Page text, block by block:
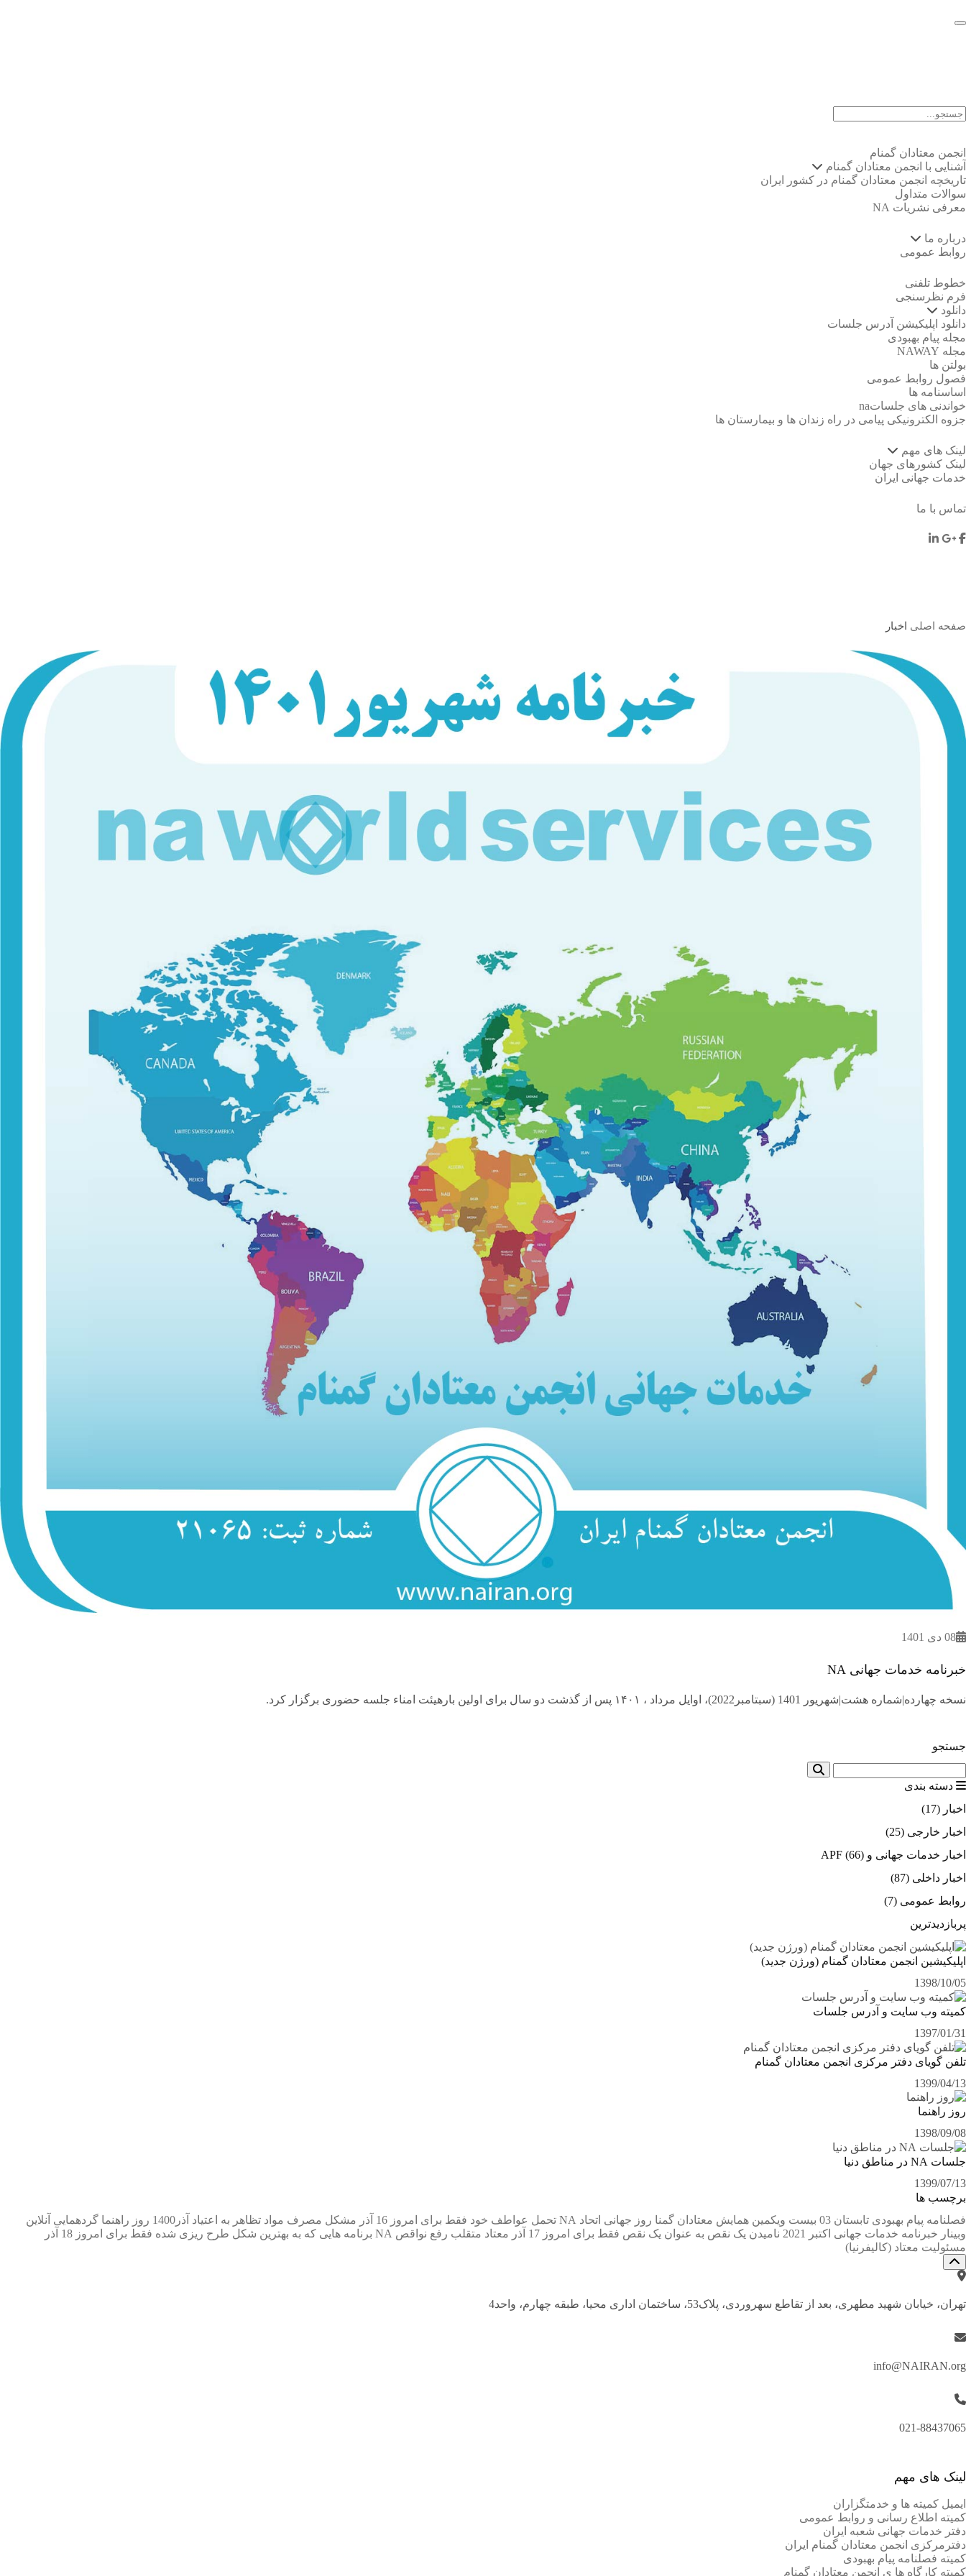
انجمن معتادان گمنام
آشنایی با انجمن معتادان گمنام
تاریخچه انجمن معتادان گمنام در کشور ایران
سوالات متداول
معرفی نشریات NA
درباره ما
روابط عمومی
خطوط تلفنی
فرم نظرسنجی
دانلود
دانلود اپلیکیشن آدرس جلسات
مجله پیام بهبودی
مجله NAWAY
بولتن ها
فصول روابط عمومی
اساسنامه ها
خواندنی های جلساتna
جزوه الکترونیکی پیامی در راه زندان ها و بیمارستان ها
لینک های مهم
لینک کشورهای جهان
خدمات جهانی ایران
تماس با ما
صفحه اصلی اخبار
08 دی 1401
خبرنامه خدمات جهانی NA
نسخه چهارده|شماره هشت|شهریور 1401 (سبتامبر2022)، اوایل مرداد ، ۱۴۰۱ پس از گذشت دو سال برای اولین بارهیئت امناء جلسه حضوری برگزار کرد.
جستجو
دسته بندی
اخبار (17)
اخبار خارجی (25)
اخبار خدمات جهانی و APF (66)
اخبار داخلی (87)
روابط عمومی (7)
پربازدیدترین
اپلیکیشین انجمن معتادان گمنام (ورژن جدید)
1398/10/05
کمیته وب سایت و آدرس جلسات
1397/01/31
تلفن گویای دفتر مرکزی انجمن معتادان گمنام
1399/04/13
روز راهنما
1398/09/08
جلسات NA در مناطق دنیا
1399/07/13
برچسب ها
فصلنامه پیام بهبودی تابستان 03
بیست ویکمین همایش معتادان گمنا روز جهانی اتحاد NA تحمل عواطف خود فقط برای امروز 16 آذر مشکل مصرف مواد تظاهر به اعتیاد آذر1400 روز راهنما گردهمایی آنلاین
وبینار خبرنامه خدمات جهانی اکتبر 2021 نامیدن یک نقص به عنوان یک نقص فقط برای امروز 17 آذر معتاد متقلب رفع نواقص NA برنامه ⁯هایی که به بهترین شکل طرح ⁯ریزی ⁯شده فقط برای امروز 18 آذر
مسئولیت معتاد (کالیفرنیا)
تهران، خیابان شهید مطهری، بعد از تقاطع سهروردی، پلاک53، ساختمان اداری محیا، طبقه چهارم، واحد4
info@NAIRAN.org
021-88437065
لینک های مهم
ایمیل کمیته ها و خدمتگزاران
کميته اطلاع رسانی و روابط عمومی
دفتر خدمات جهانی شعبه ايران
دفترمرکزی انجمن معتادان گمنام ایران
کمیته فصلنامه پیام بهبودی
کمیته کارگاه ها ی انجمن معتادان گمنام